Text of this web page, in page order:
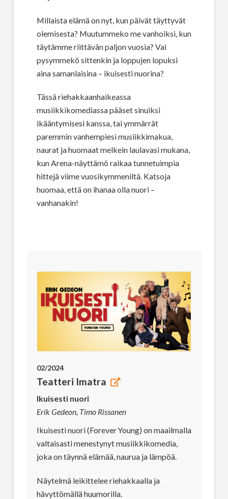
Millaista elämä on nyt, kun päivät täyttyvät
olemisesta? Muutummeko me vanhoiksi, kun
täytämme riittävän paljon vuosia? Vai
pysymmekö sittenkin ja loppujen lopuksi
aina samanlaisina – ikuisesti nuorina?
Tässä riehakkaanhaikeassa
musiikkikomediassa pääset sinuiksi
ikääntymisesi kanssa, tai ymmärrät
paremmin vanhempiesi musiikkimakua,
naurat ja huomaat melkein laulavasi mukana,
kun Arena-näyttämö raikaa tunnetuimpia
hittejä viime vuosikymmeniltä. Katsoja
huomaa, että on ihanaa olla nuori –
vanhanakin!
02/2024
Teatteri Imatra
Ikuisesti nuori
Erik Gedeon, Timo Rissanen
Ikuisesti nuori (Forever Young) on maailmalla
valtaisasti menestynyt musiikkikomedia,
joka on täynnä elämää, naurua ja lämpöä.
Näytelmä leikittelee riehakkaalla ja
hävyttömällä huumorilla.